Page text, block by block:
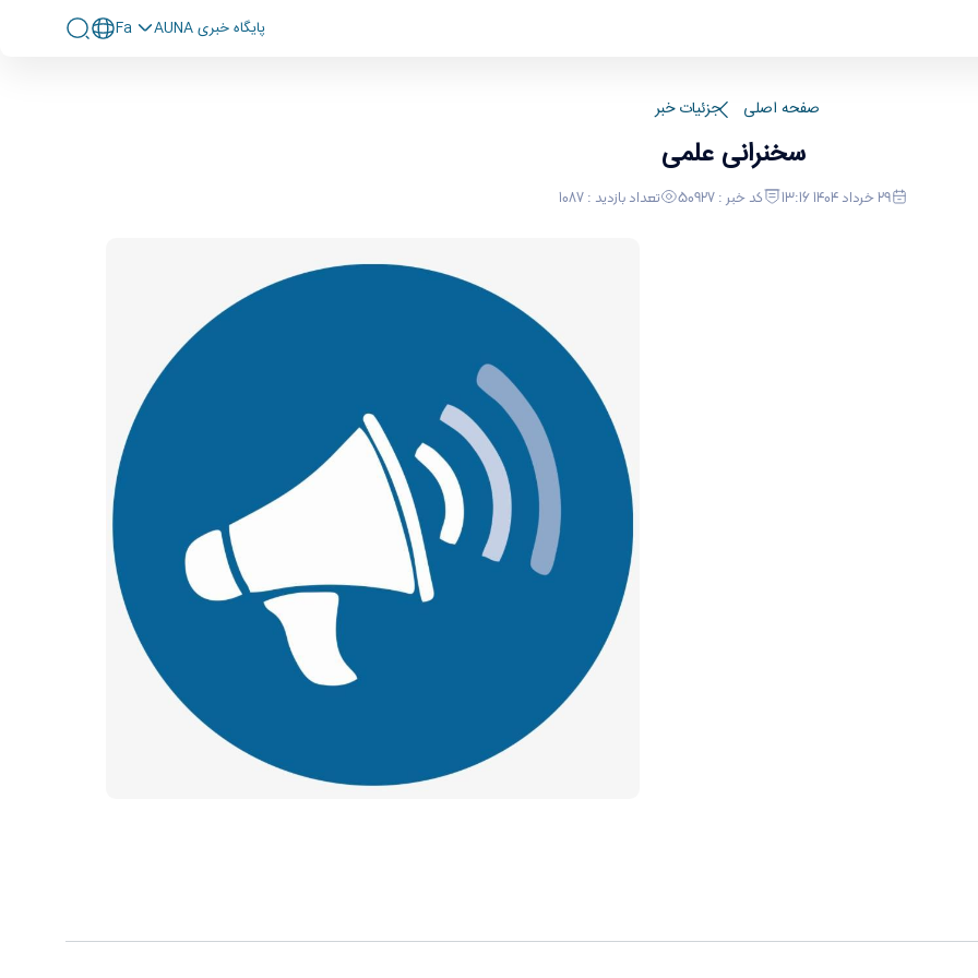
پايگاه خبری AUNA Fa
صفحه اصلی جزئیات خبر
سخنرانی علمی
29 خرداد 1404 13:16 کد خبر : 50927 تعداد بازدید : 1087